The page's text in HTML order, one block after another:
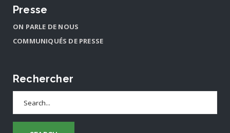
Presse
ON PARLE DE NOUS
COMMUNIQUÉS DE PRESSE
Rechercher